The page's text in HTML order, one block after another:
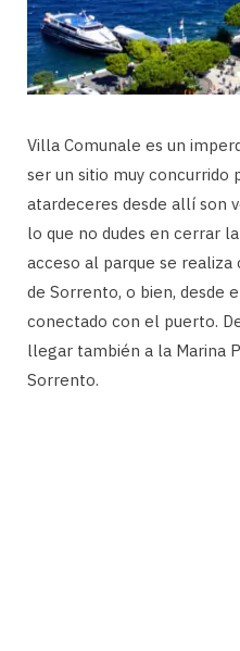
Villa Comunale es un
ser un sitio muy concurrido
atardeceres desde allí son
lo que no dudes en cerrar
acceso al parque se
de Sorrento, o bien, desde
conectado con el puerto.
llegar también a la Marina
Sorrento.